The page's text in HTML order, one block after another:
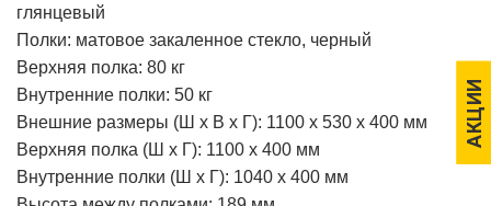
АКЦИИ
АКЦИИ
глянцевый
Полки: матовое закаленное стекло, черный
Верхняя полка: 80 кг
Внутренние полки: 50 кг
Внешние размеры (Ш x В x Г): 1100 x 530 x 400 мм
Верхняя полка (Ш x Г): 1100 x 400 мм
Внутренние полки (Ш x Г): 1040 x 400 мм